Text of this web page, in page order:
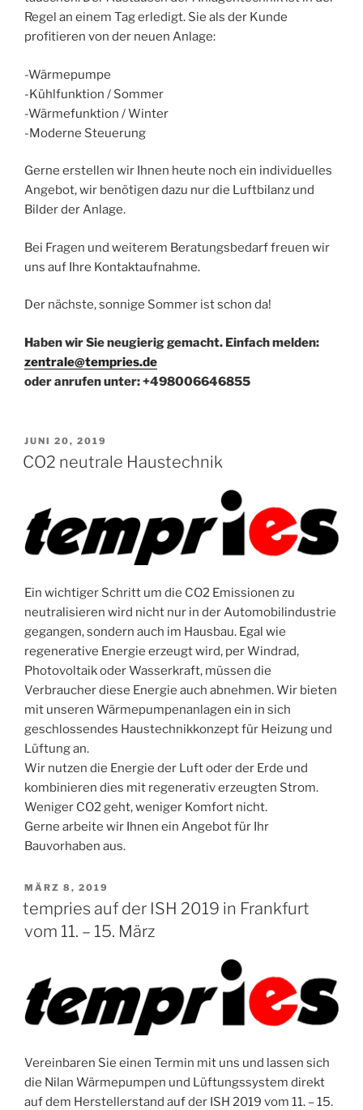
Regel an einem Tag erledigt. Sie als der Kunde
profitieren von der neuen Anlage:
-Wärmepumpe
-Kühlfunktion / Sommer
-Wärmefunktion / Winter
-Moderne Steuerung
Gerne erstellen wir Ihnen heute noch ein individuelles
Angebot, wir benötigen dazu nur die Luftbilanz und
Bilder der Anlage.
Bei Fragen und weiterem Beratungsbedarf freuen wir
uns auf Ihre Kontaktaufnahme.
Der nächste, sonnige Sommer ist schon da!
Haben wir Sie neugierig gemacht. Einfach melden:
zentrale@tempries.de
oder anrufen unter: +498006646855
VERÖFFENTLICHT
AM
JUNI 20, 2019
CO2 neutrale Haustechnik
Ein wichtiger Schritt um die CO2 Emissionen zu
neutralisieren wird nicht nur in der Automobilindustrie
gegangen, sondern auch im Hausbau. Egal wie
regenerative Energie erzeugt wird, per Windrad,
Photovoltaik oder Wasserkraft, müssen die
Verbraucher diese Energie auch abnehmen. Wir bieten
mit unseren Wärmepumpenanlagen ein in sich
geschlossendes Haustechnikkonzept für Heizung und
Lüftung an.
Wir nutzen die Energie der Luft oder der Erde und
kombinieren dies mit regenerativ erzeugten Strom.
Weniger CO2 geht, weniger Komfort nicht.
Gerne arbeite wir Ihnen ein Angebot für Ihr
Bauvorhaben aus.
VERÖFFENTLICHT
AM
MÄRZ 8, 2019
tempries auf der ISH 2019 in Frankfurt
vom 11. – 15. März
Vereinbaren Sie einen Termin mit uns und lassen sich
die Nilan Wärmepumpen und Lüftungssystem direkt
auf dem Herstellerstand auf der ISH 2019 vom 11. – 15.